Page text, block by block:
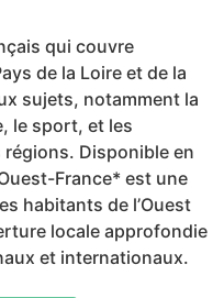
qui couvre
de la Loire et de la
sujets, notamment la
le sport, et les
Disponible en
France* est une
habitants de l’Ouest
locale approfondie
et internationaux.